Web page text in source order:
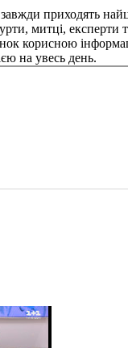
приходять
митці, експерти
корисною
на увесь день.